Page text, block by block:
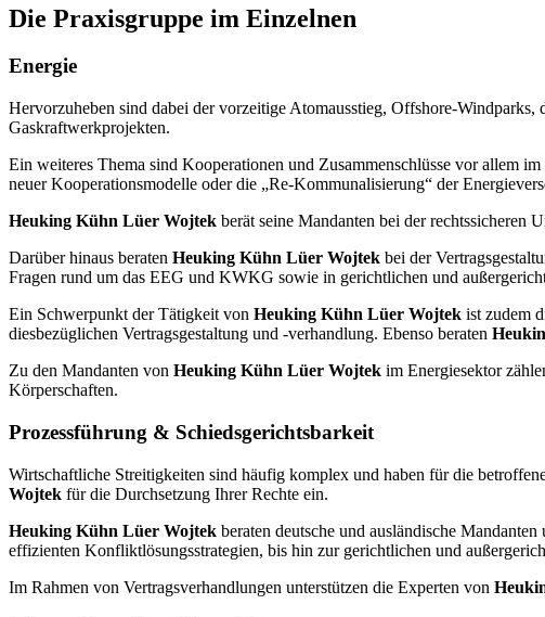
Die Praxisgruppe im Einzelnen
Energie
Hervorzuheben sind dabei der vorzeitige Atomausstieg, Offshore-
Gaskraftwerkprojekten.
Ein weiteres Thema sind Kooperationen und Zusammenschlüsse vor allem
neuer Kooperationsmodelle oder die „Re-Kommunalisierung“ der
Heuking Kühn Lüer Wojtek berät seine Mandanten bei der rechtssicheren
Darüber hinaus beraten Heuking Kühn Lüer Wojtek bei der
Fragen rund um das EEG und KWKG sowie in gerichtlichen und
Ein Schwerpunkt der Tätigkeit von Heuking Kühn Lüer Wojtek ist zudem
diesbezüglichen Vertragsgestaltung und -verhandlung. Ebenso beraten
Zu den Mandanten von Heuking Kühn Lüer Wojtek im Energiesektor
Körperschaften.
Prozessführung & Schiedsgerichtsbarkeit
Wirtschaftliche Streitigkeiten sind häufig komplex und haben für die
Wojtek für die Durchsetzung Ihrer Rechte ein.
Heuking Kühn Lüer Wojtek beraten deutsche und ausländische
effizienten Konfliktlösungsstrategien, bis hin zur gerichtlichen und
Im Rahmen von Vertragsverhandlungen unterstützen die Experten von